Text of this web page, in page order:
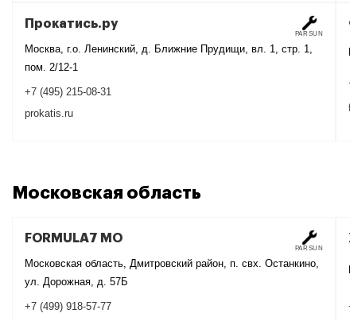
Прокатись.ру
Москва, г.о. Ленинский, д. Ближние Прудищи, вл. 1, стр. 1,
пом. 2/12-1
+7 (495) 215-08-31
prokatis.ru
PARSUN
Московская область
FORMULA7 МО
Московская область, Дмитровский район, п. свх. Останкино,
ул. Дорожная, д. 57Б
+7 (499) 918-57-77
PARSUN